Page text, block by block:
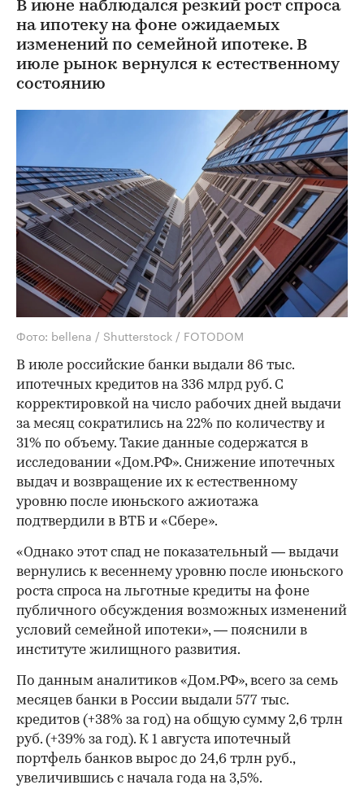
В июне наблюдался резкий рост спроса
на ипотеку на фоне ожидаемых
изменений по семейной ипотеке. В
июле рынок вернулся к естественному
состоянию
Фото: bellena / Shutterstock / FOTODOM
В июле российские банки выдали 86 тыс.
ипотечных кредитов на 336 млрд руб. С
корректировкой на число рабочих дней выдачи
за месяц сократились на 22% по количеству и
31% по объему. Такие данные содержатся в
исследовании «Дом.РФ». Снижение ипотечных
выдач и возвращение их к естественному
уровню после июньского ажиотажа
подтвердили в ВТБ и «Сбере».
«Однако этот спад не показательный — выдачи
вернулись к весеннему уровню после июньского
роста спроса на льготные кредиты на фоне
публичного обсуждения возможных изменений
условий семейной ипотеки», — пояснили в
институте жилищного развития.
По данным аналитиков «Дом.РФ», всего за семь
месяцев банки в России выдали 577 тыс.
кредитов (+38% за год) на общую сумму 2,6 трлн
руб. (+39% за год). К 1 августа ипотечный
портфель банков вырос до 24,6 трлн руб.,
увеличившись с начала года на 3,5%.